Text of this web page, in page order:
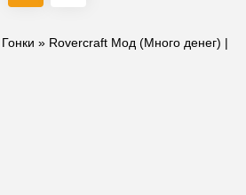
Гонки » Rovercraft Мод (Много денег) |